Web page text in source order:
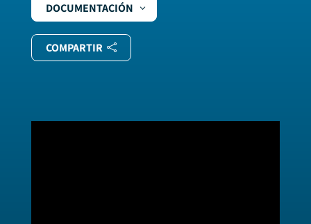
DOCUMENTACIÓN
COMPARTIR